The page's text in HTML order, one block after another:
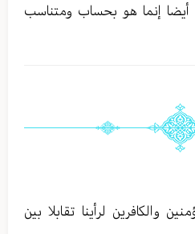
أيضا إنما هو بحساب ومتناسب
والكافرين لرأينا تقابلا بين